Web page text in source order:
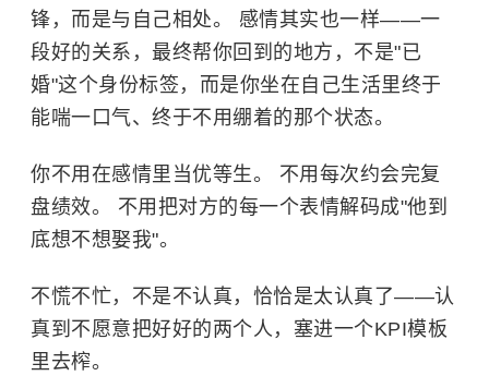
锋，而是与自己相处。 感情其实也一样——一
段好的关系，最终帮你回到的地方，不是"已
婚"这个身份标签，而是你坐在自己生活里终于
能喘一口气、终于不用绷着的那个状态。
你不用在感情里当优等生。 不用每次约会完复
盘绩效。 不用把对方的每一个表情解码成"他到
底想不想娶我"。
不慌不忙，不是不认真，恰恰是太认真了——认
真到不愿意把好好的两个人，塞进一个KPI模板
里去榨。